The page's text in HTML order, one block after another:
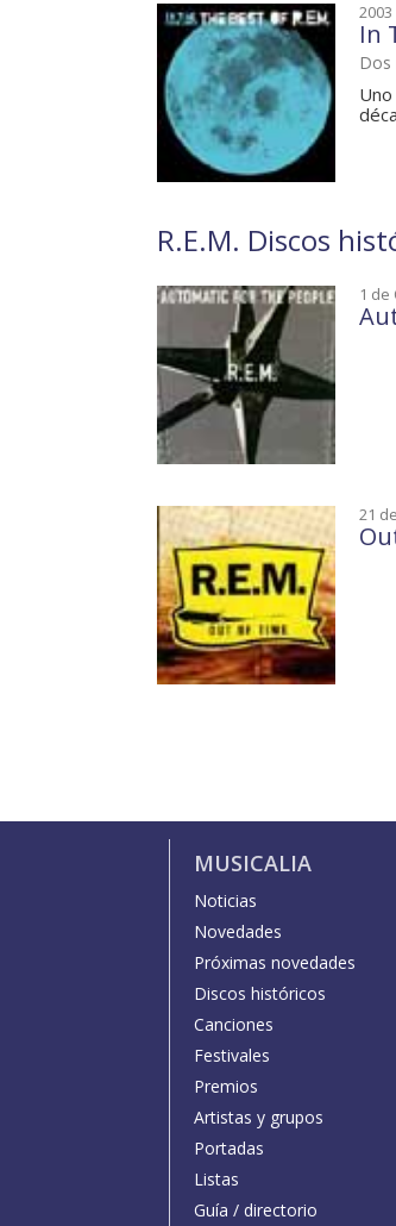
2003
In
Dos
R.E.M. Discos
1 de
21
MUSICALIA
Noticias
Novedades
Próximas novedades
Discos históricos
Canciones
Festivales
Premios
Artistas y grupos
Portadas
Listas
Guía / directorio